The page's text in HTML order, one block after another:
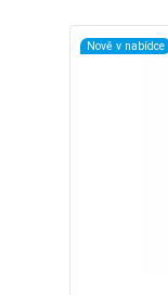
Nově v nabídce